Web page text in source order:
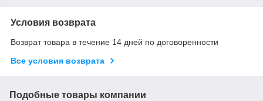
Условия возврата
Возврат товара в течение 14 дней по договоренности
Все условия возврата
Подобные товары компании